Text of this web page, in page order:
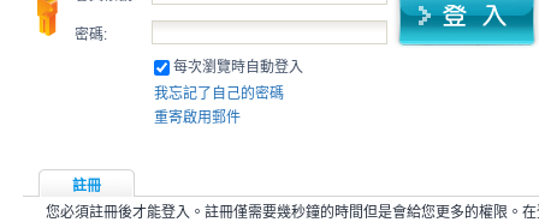
密碼:
每次瀏覽時自動登入
我忘記了自己的密碼
重寄啟用郵件
註冊
您必須註冊後才能登入。註冊僅需要幾秒鐘的時間但是會給您更多的權限。